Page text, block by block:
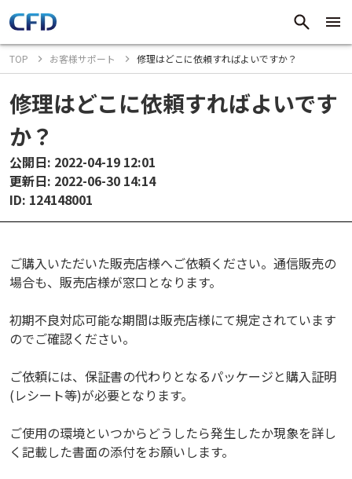
TOP お客様サポート 修理はどこに依頼すればよいですか？
修理はどこに依頼すればよいです
か？
公開日: 2022-04-19 12:01
更新日: 2022-06-30 14:14
ID: 124148001
ご購入いただいた販売店様へご依頼ください。通信販売の
場合も、販売店様が窓口となります。
初期不良対応可能な期間は販売店様にて規定されています
のでご確認ください。
ご依頼には、保証書の代わりとなるパッケージと購入証明
(レシート等)が必要となります。
ご使用の環境といつからどうしたら発生したか現象を詳し
く記載した書面の添付をお願いします。